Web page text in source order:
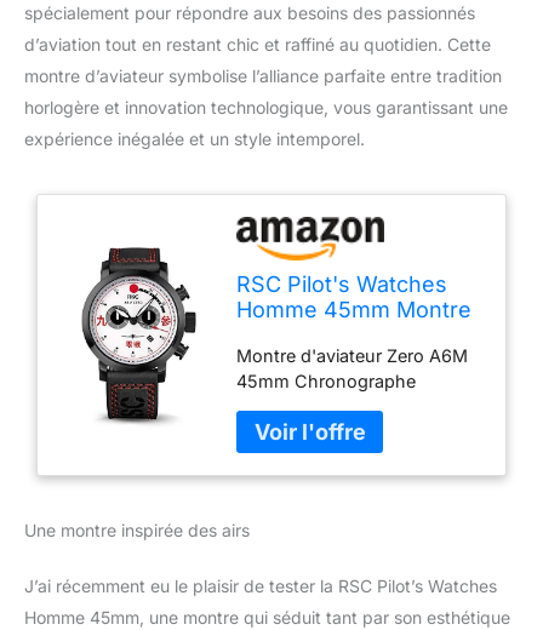
spécialement pour répondre aux besoins des passionnés
d’aviation tout en restant chic et raffiné au quotidien. Cette
montre d’aviateur symbolise l’alliance parfaite entre tradition
horlogère et innovation technologique, vous garantissant une
expérience inégalée et un style intemporel.
RSC Pilot's Watches
Homme 45mm Montre
Chronograph Swiss
Quartz Zero 6AM
(Black Red)
Montre d'aviateur Zero A6M
45mm Chronographe
Une montre inspirée des airs
J’ai récemment eu le plaisir de tester la RSC Pilot’s Watches
Homme 45mm, une montre qui séduit tant par son esthétique